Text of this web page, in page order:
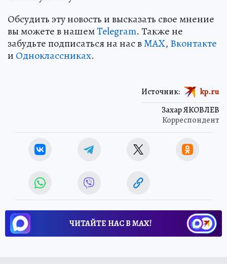
Обсудить эту новость и высказать свое мнение
вы можете в нашемTelegram. Также не
забудьте подписаться на нас вMAX, Вконтакте
и Одноклассниках.
Захар ЯКОВЛЕВ
Корреспондент
Источник: kp.ru
ЧИТАЙТЕ НАС В МАХ!